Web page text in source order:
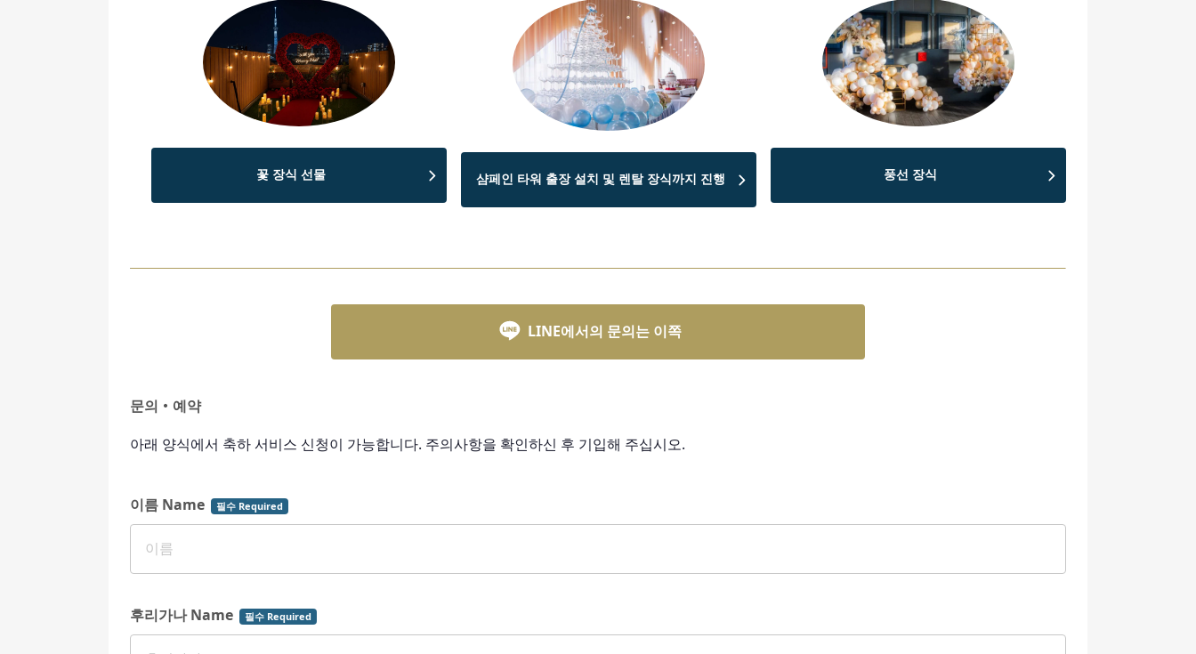
꽃 장식 선물 샴페인 타워 출장 설치 및 렌탈 장식까지 진행 풍선 장식
LINE에서의 문의는 이쪽
문의・예약
아래 양식에서 축하 서비스 신청이 가능합니다. 주의사항을 확인하신 후 기입해 주십시오.
이름 Name 필수 Required
후리가나 Name 필수 Required